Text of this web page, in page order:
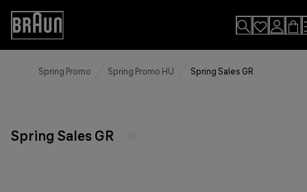
Skip
Content
Accessibility
Statement
Spring Promo Spring Promo HU Spring Sales GR
Spring Sales GR